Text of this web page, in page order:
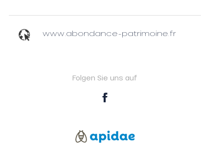
www.abondance-patrimoine.fr
Folgen Sie uns auf